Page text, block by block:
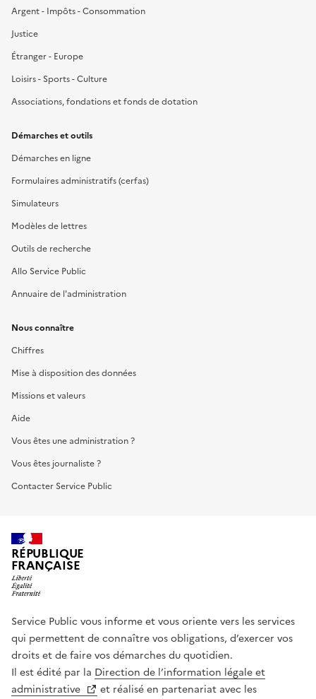
Argent - Impôts - Consommation
Justice
Étranger - Europe
Loisirs - Sports - Culture
Associations, fondations et fonds de dotation
Démarches et outils
Démarches en ligne
Formulaires administratifs (cerfas)
Simulateurs
Modèles de lettres
Outils de recherche
Allo Service Public
Annuaire de l'administration
Nous connaître
Chiffres
Mise à disposition des données
Missions et valeurs
Aide
Vous êtes une administration ?
Vous êtes journaliste ?
Contacter Service Public
RÉPUBLIQUE
FRANÇAISE
Service Public vous informe et vous oriente vers les services
qui permettent de connaître vos obligations, d’exercer vos
droits et de faire vos démarches du quotidien.
Il est édité par la Direction de l’information légale et
administrative
et réalisé en partenariat avec les